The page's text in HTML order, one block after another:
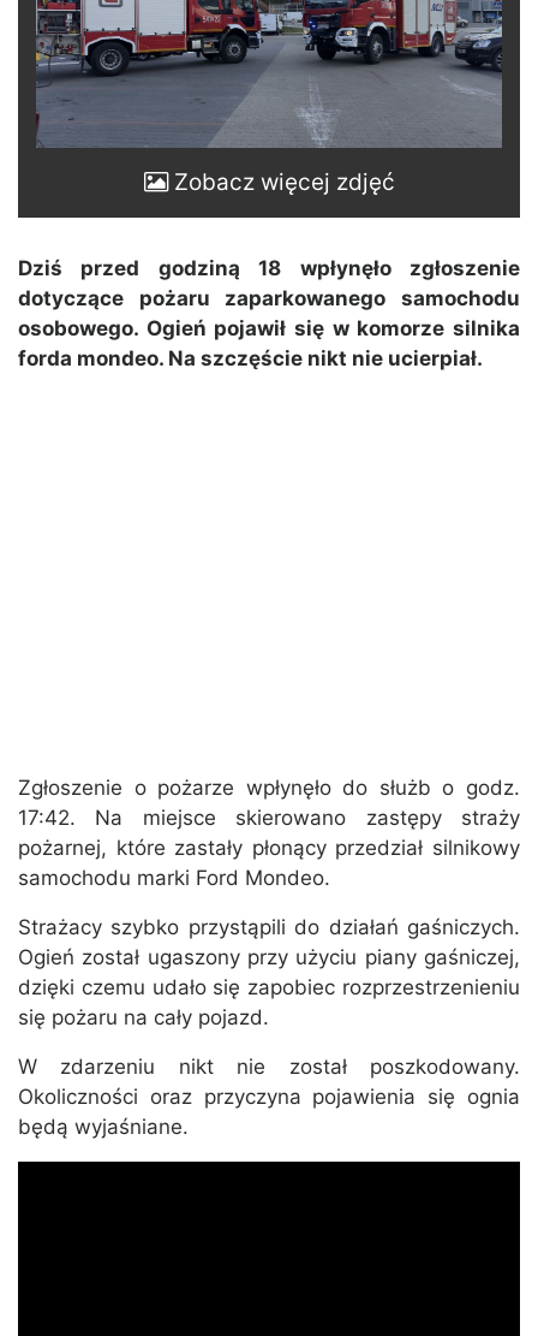
Zobacz więcej zdjęć
Dziś przed godziną 18 wpłynęło zgłoszenie
dotyczące pożaru zaparkowanego samochodu
osobowego. Ogień pojawił się w komorze silnika
forda mondeo. Na szczęście nikt nie ucierpiał.
Zgłoszenie o pożarze wpłynęło do służb o godz.
17:42. Na miejsce skierowano zastępy straży
pożarnej, które zastały płonący przedział silnikowy
samochodu marki Ford Mondeo.
Strażacy szybko przystąpili do działań gaśniczych.
Ogień został ugaszony przy użyciu piany gaśniczej,
dzięki czemu udało się zapobiec rozprzestrzenieniu
się pożaru na cały pojazd.
W zdarzeniu nikt nie został poszkodowany.
Okoliczności oraz przyczyna pojawienia się ognia
będą wyjaśniane.